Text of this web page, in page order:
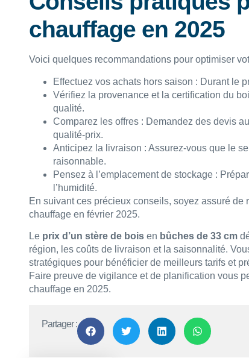
chauffage en 2025
Voici quelques recommandations pour optimiser
Effectuez vos achats hors saison : Durant le
Vérifiez la provenance et la certification du
qualité.
Comparez les offres : Demandez des devis
qualité-prix.
Anticipez la livraison : Assurez-vous que le
raisonnable.
Pensez à l’emplacement de stockage :
l’humidité.
En suivant ces précieux conseils, soyez assuré
chauffage en février 2025.
Le prix d’un stère de bois en bûches de 33 cm
région, les coûts de livraison et la saisonnalité.
stratégiques pour bénéficier de meilleurs tarifs et
Faire preuve de vigilance et de planification vous
chauffage en 2025.
Partager :